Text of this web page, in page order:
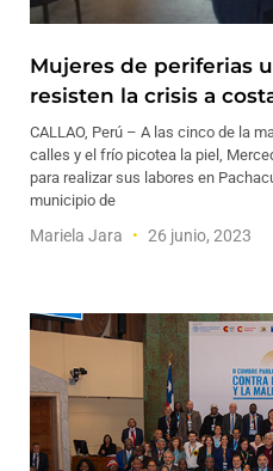
Mujeres de periferias
resisten la crisis a
CALLAO, Perú – A las cinco de la
calles y el frío picotea la piel,
para realizar sus labores en
municipio de
Mariela Jara 26 junio, 2023